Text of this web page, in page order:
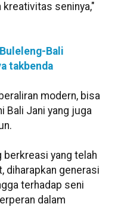
seninya,"
Bali
takbenda
modern, bisa
Bali Jani yang juga
berkreasi yang telah
diharapkan generasi
terhadap seni
dalam